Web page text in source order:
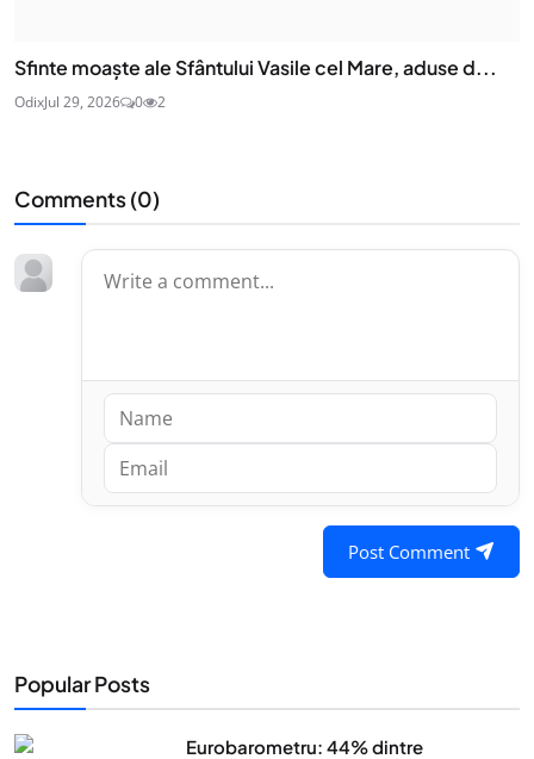
Sfinte moaşte ale Sfântului Vasile cel Mare, aduse d...
OdixJul 29, 2026 0 2
Comments (0)
Post Comment
Popular Posts
Eurobarometru: 44% dintre